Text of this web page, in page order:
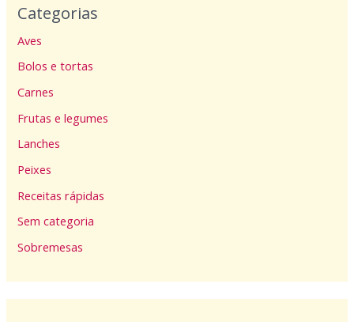
Categorias
Aves
Bolos e tortas
Carnes
Frutas e legumes
Lanches
Peixes
Receitas rápidas
Sem categoria
Sobremesas